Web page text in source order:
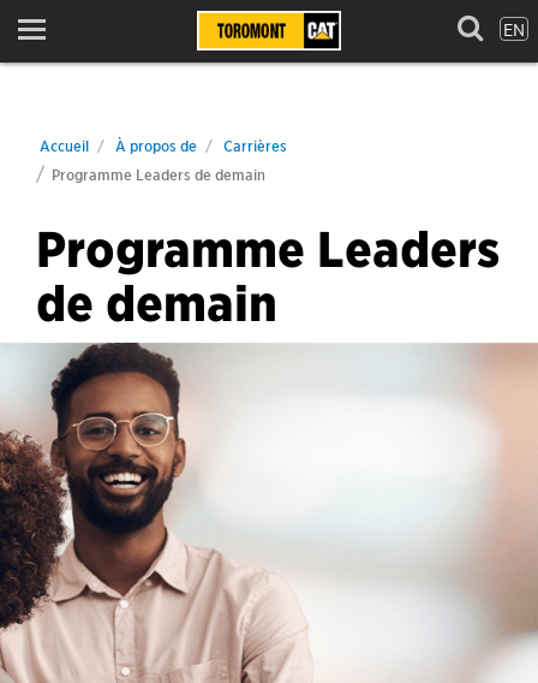
Menu EN
Accueil À propos de
Carrières
Programme Leaders de demain
Programme Leaders
de demain